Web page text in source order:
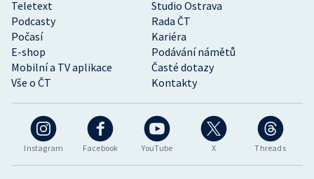
Instagram Facebook YouTube X Threads
Teletext
Studio Ostrava
Podcasty
Rada ČT
Počasí
Kariéra
E-shop
Podávání námětů
Mobilní a TV aplikace
Časté dotazy
Vše o ČT
Kontakty